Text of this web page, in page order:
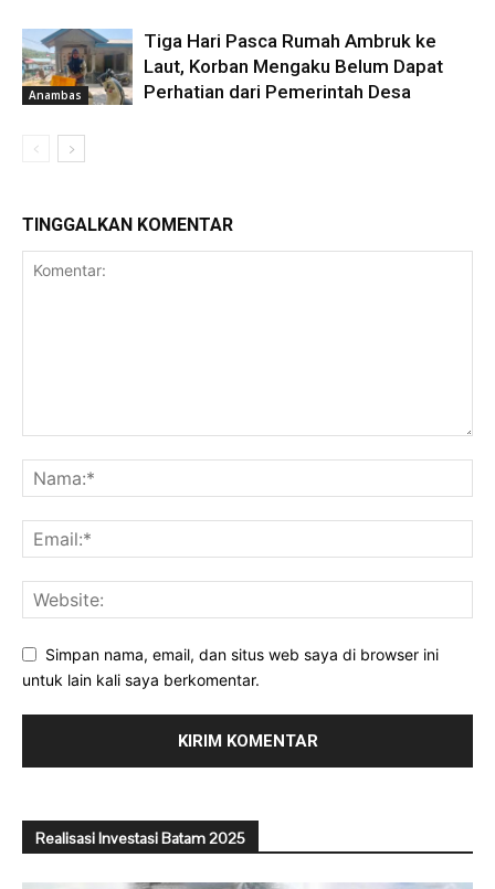
Anambas
Tiga Hari Pasca Rumah Ambruk ke
Laut, Korban Mengaku Belum Dapat
Perhatian dari Pemerintah Desa
TINGGALKAN KOMENTAR
Simpan nama, email, dan situs web saya di browser ini
untuk lain kali saya berkomentar.
Realisasi Investasi Batam 2025